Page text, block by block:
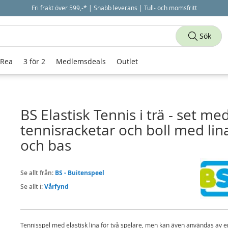
Fri frakt över 599,-* | Snabb leverans | Tull- och momsfritt
BS Elastisk Tennis i trä - set
tennisracketar och boll med
och bas
Se allt från: BS - Buitenspeel
Se allt i:Vårfynd
Tennisspel med elastisk lina för två spelare, men kan även användas av
Sök
3 för 2 Medlemsdeals Outlet